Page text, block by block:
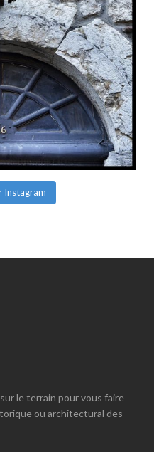
Instagram
le terrain pour vous faire
ou architectural des